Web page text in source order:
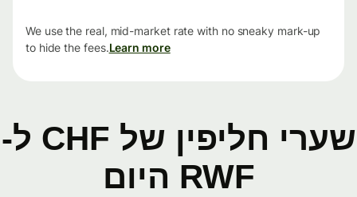
We use the real, mid-market rate with no sneaky mark-up
to hide the fees.Learn more
שערי חליפין של CHF ל-
RWF היום